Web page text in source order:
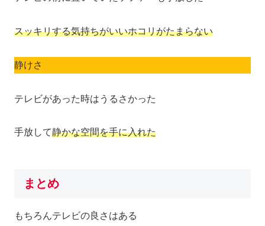
スッキリする気持ちがいいホコリがたまらない
静けさ
テレビがあった時はうるさかった
手放して静かな空間を手に入れた
まとめ
もちろんテレビの良さはある